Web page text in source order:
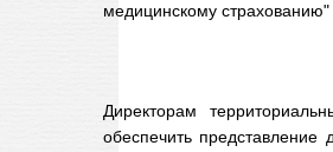
медицинскому
Директорам
обеспечить